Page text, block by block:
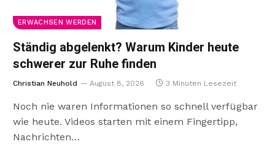
ERWACHSEN WERDEN
Ständig abgelenkt? Warum Kinder heute
schwerer zur Ruhe finden
Christian Neuhold August 8, 2026 3 Minuten Lesezeit
Noch nie waren Informationen so schnell verfügbar
wie heute. Videos starten mit einem Fingertipp,
Nachrichten…